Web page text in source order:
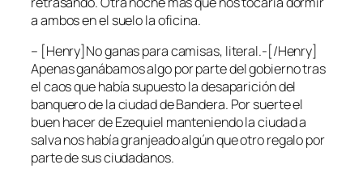
a ambos en el suelo la oficina.
– [Henry]No ganas para camisas, literal.-[/Henry]
Apenas ganábamos algo por parte del gobierno tras
el caos que había supuesto la desaparición del
banquero de la ciudad de Bandera. Por suerte el
buen hacer de Ezequiel manteniendo la ciudad a
salva nos había granjeado algún que otro regalo por
parte de sus ciudadanos.